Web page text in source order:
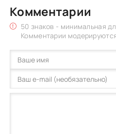
Комментарии
50 знаков - минимальная
Комментарии